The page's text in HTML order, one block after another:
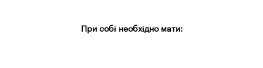
При собі необхідно мати: